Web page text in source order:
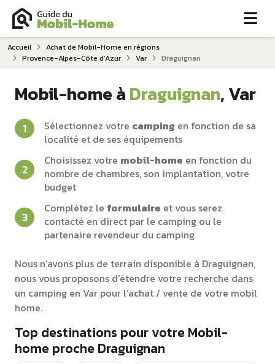
Accueil
Achat de Mobil-Home en régions
Provence-Alpes-Côte d‘Azur
Var Draguignan
Mobil-home àDraguignan, Var
Sélectionnez votre camping en fonction de sa
localité et de ses équipements
Choisissez votre mobil-home en fonction du
nombre de chambres, son implantation, votre
budget
Complétez le formulaire et vous serez
contacté en direct par le camping ou le
partenaire revendeur du camping
Nous n’avons plus de terrain disponible à Draguignan,
nous vous proposons d’étendre votre recherche dans
un camping en Var pour l’achat / vente de votre mobil
home.
Top destinations pour votre Mobil-
home proche Draguignan